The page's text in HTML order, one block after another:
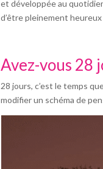
et développée au
d’être pleinement
Avez-vous 28
28 jours, c’est le temps
modifier un schéma de